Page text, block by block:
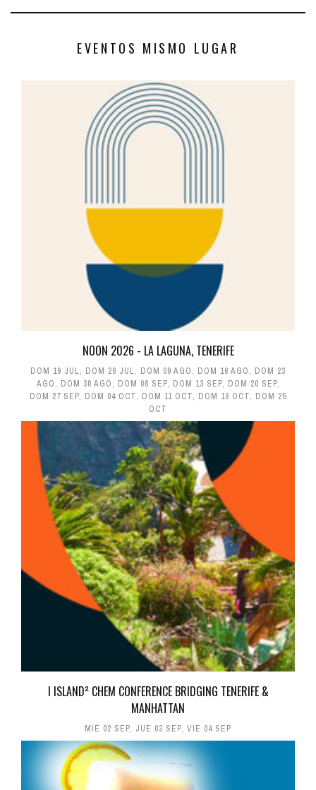
EVENTOS MISMO LUGAR
NOON 2026 - LA LAGUNA, TENERIFE
DOM 19 JUL, DOM 26 JUL, DOM 09 AGO, DOM 16 AGO, DOM 23
AGO, DOM 30 AGO, DOM 06 SEP, DOM 13 SEP, DOM 20 SEP,
DOM 27 SEP, DOM 04 OCT, DOM 11 OCT, DOM 18 OCT, DOM 25
OCT
I ISLAND² CHEM CONFERENCE BRIDGING TENERIFE &
MANHATTAN
MIÉ 02 SEP, JUE 03 SEP, VIE 04 SEP